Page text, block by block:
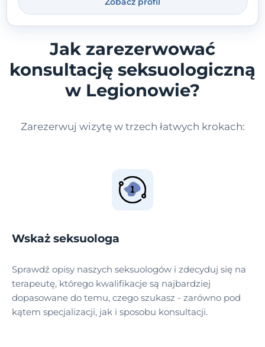
Jak zarezerwować
konsultację seksuologiczną
w Legionowie?
Zarezerwuj wizytę w trzech łatwych krokach:
Wskaż seksuologa
Sprawdź opisy naszych seksuologów i zdecyduj się na
terapeutę, którego kwalifikacje są najbardziej
dopasowane do temu, czego szukasz - zarówno pod
kątem specjalizacji, jak i sposobu konsultacji.